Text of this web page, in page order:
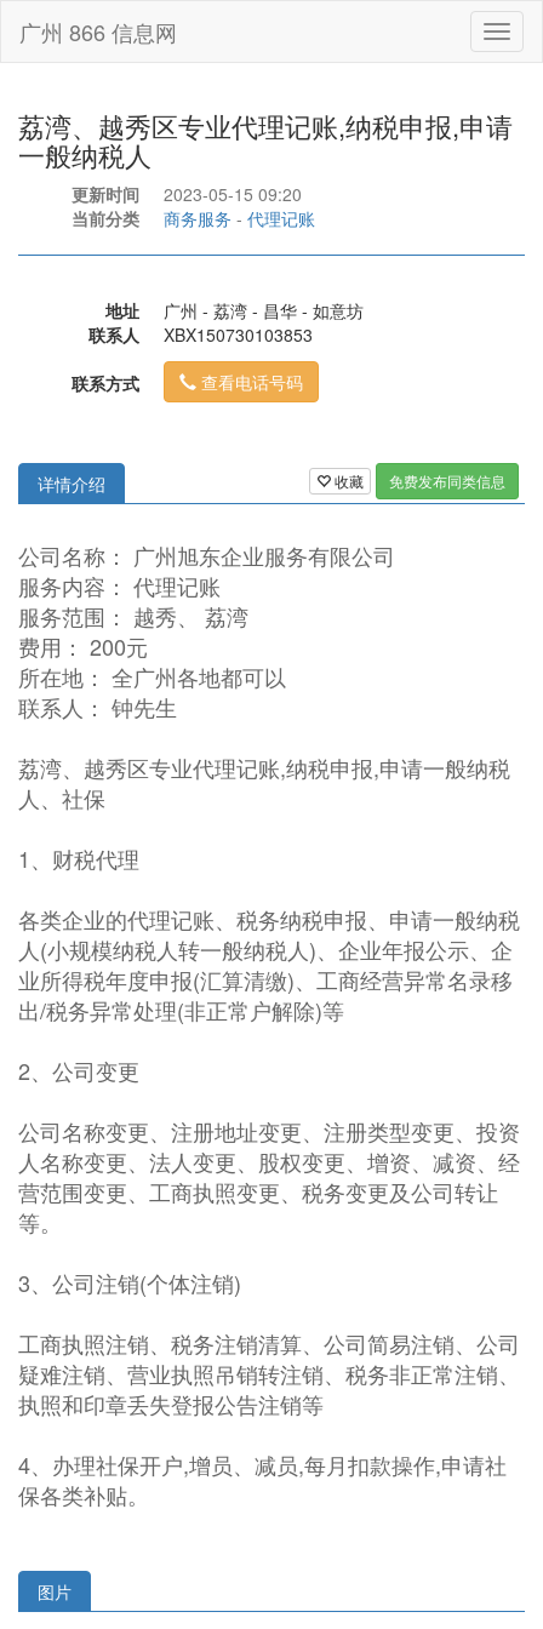
广州 866 信息网
荔湾、越秀区专业代理记账,纳税申报,申请
一般纳税人
更新时间
2023-05-15 09:20
当前分类
商务服务 - 代理记账
地址
广州 - 荔湾 - 昌华 - 如意坊
联系人
XBX150730103853
联系方式
查看电话号码
收藏 免费发布同类信息
详情介绍
公司名称： 广州旭东企业服务有限公司
服务内容： 代理记账
服务范围： 越秀、 荔湾
费用： 200元
所在地： 全广州各地都可以
联系人： 钟先生
荔湾、越秀区专业代理记账,纳税申报,申请一般纳税
人、社保
1、财税代理
各类企业的代理记账、税务纳税申报、申请一般纳税
人(小规模纳税人转一般纳税人)、企业年报公示、企
业所得税年度申报(汇算清缴)、工商经营异常名录移
出/税务异常处理(非正常户解除)等
2、公司变更
公司名称变更、注册地址变更、注册类型变更、投资
人名称变更、法人变更、股权变更、增资、减资、经
营范围变更、工商执照变更、税务变更及公司转让
等。
3、公司注销(个体注销)
工商执照注销、税务注销清算、公司简易注销、公司
疑难注销、营业执照吊销转注销、税务非正常注销、
执照和印章丢失登报公告注销等
4、办理社保开户,增员、减员,每月扣款操作,申请社
保各类补贴。
图片